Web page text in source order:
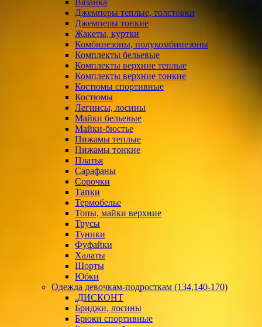
Вязанка
Джемперы теплые, толстовки
Джемперы тонкие
Жакеты, куртки
Комбинезоны, полукомбинезоны
Комплекты бельевые
Комплекты верхние теплые
Комплекты верхние тонкие
Костюмы спортивные
Костюмы
Легинсы, лосины
Майки бельевые
Майки-бюстье
Пижамы теплые
Пижамы тонкие
Платья
Сарафаны
Сорочки
Тапки
Термобелье
Топы, майки верхние
Трусы
Туники
Фуфайки
Халаты
Шорты
Юбки
Одежда девочкам-подросткам (134,140-170)
.ДИСКОНТ
Бриджи, лосины
Брюки спортивные